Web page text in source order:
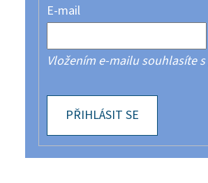
E-mail
Vložením e-mailu souhlasíte s
PŘIHLÁSIT SE